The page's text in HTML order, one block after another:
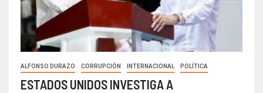
ALFONSO DURAZO CORRUPCIÓN INTERNACIONAL POLÍTICA
ESTADOS UNIDOS INVESTIGA A